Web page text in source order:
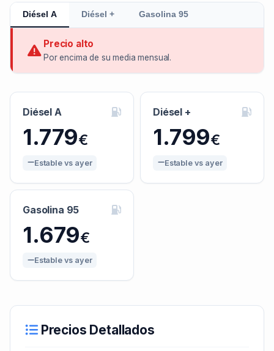
Diésel A Diésel + Gasolina 95
Precio alto
Por encima de su media mensual.
Diésel A
1.779€
Estable vs ayer
Diésel +
1.799€
Estable vs ayer
Gasolina 95
1.679€
Estable vs ayer
Precios Detallados